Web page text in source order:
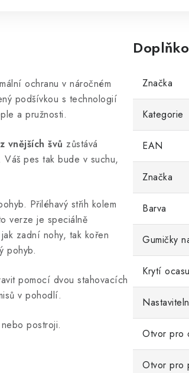
ochranu v náročném
podšívkou s technologií
a pružnosti.
vnějších švů zůstává
pes tak bude v suchu,
Přiléhavý střih kolem
verze je speciálně
zadní nohy, tak kořen
pohyb.
pomocí dvou stahovacích
v pohodlí.
postroji.
Značka
Kategorie
EAN
Značka
Barva
Gumičky
Krytí ocasu
Otvor pro
Otvor pro